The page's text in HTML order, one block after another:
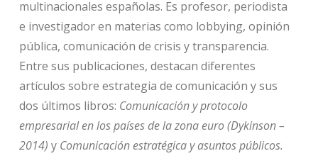
multinacionales españolas. Es profesor, periodista
e investigador en materias como lobbying, opinión
pública, comunicación de crisis y transparencia.
Entre sus publicaciones, destacan diferentes
artículos sobre estrategia de comunicación y sus
dos últimos libros: Comunicación y protocolo
empresarial en los países de la zona euro (Dykinson –
2014) y Comunicación estratégica y asuntos públicos.